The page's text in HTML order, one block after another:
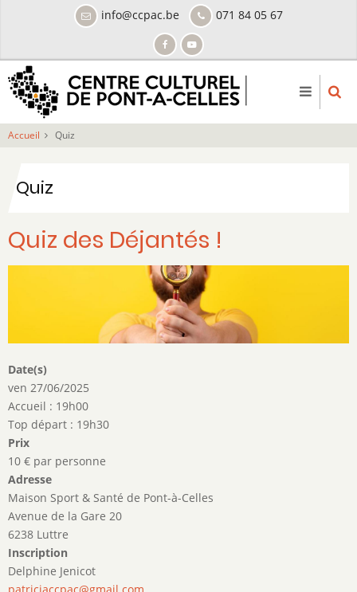
principal
info@ccpac.be 071 84 05 67
Accueil Quiz
Quiz
Quiz des Déjantés !
Date(s)
ven 27/06/2025
Accueil : 19h00
Top départ : 19h30
Prix
10 € par personne
Adresse
Maison Sport & Santé de Pont-à-Celles
Avenue de la Gare 20
6238 Luttre
Inscription
Delphine Jenicot
patriciaccpac@gmail.com